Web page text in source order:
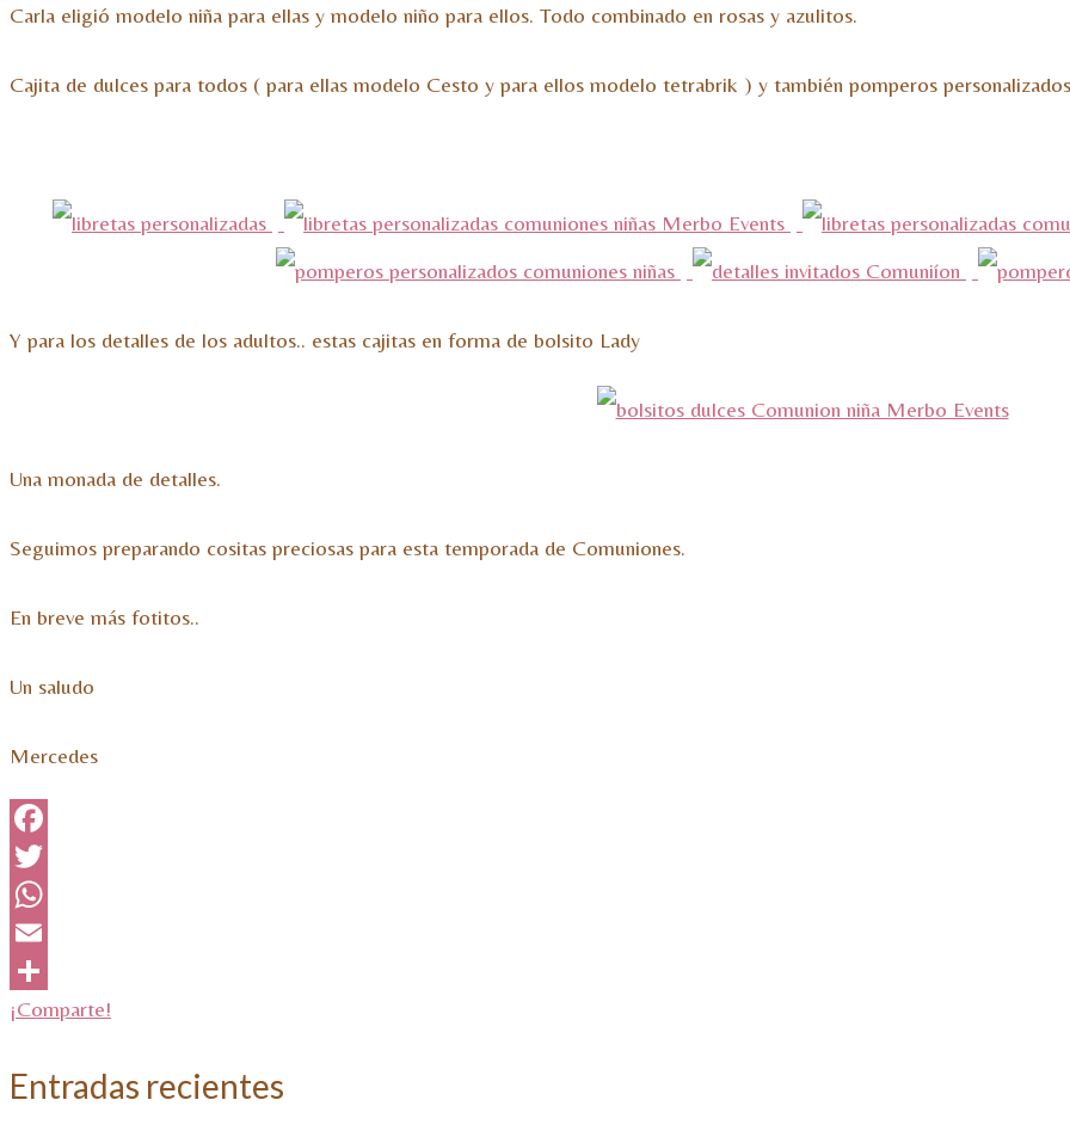
Carla eligió modelo niña para ellas y modelo niño para ellos. Todo combinado en rosas y azulitos.
Cajita de dulces para todos ( para ellas modelo Cesto y para ellos modelo tetrabrik ) y también pomperos
Y para los detalles de los adultos.. estas cajitas en forma de bolsito Lady
Una monada de detalles.
Seguimos preparando cositas preciosas para esta temporada de Comuniones.
En breve más fotitos..
Un saludo
Mercedes
Facebook
Twitter
WhatsApp
Email
¡Comparte!
Entradas recientes